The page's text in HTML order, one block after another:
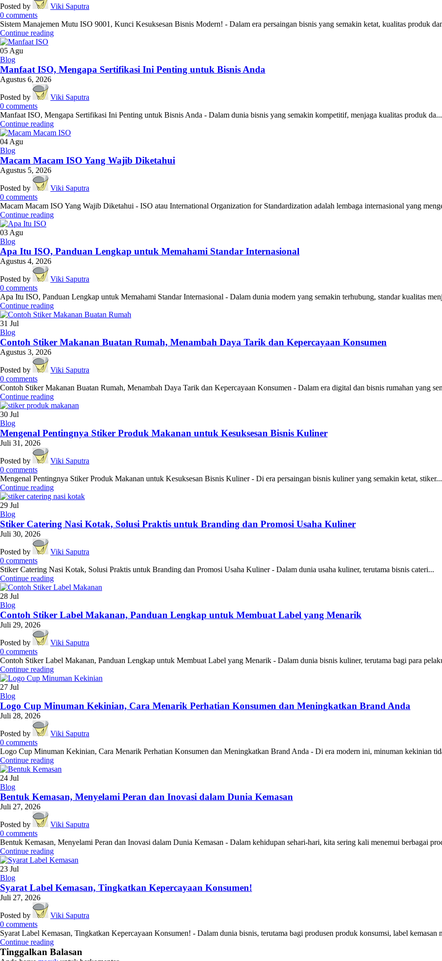
Posted by
Viki Saputra
0 comments
Sistem Manajemen Mutu ISO 9001, Kunci Kesuksesan Bisnis Modern! - Dalam era persaingan bisnis yang semakin ketat, kualitas produk
Continue reading
05 Agu
Blog
Manfaat ISO, Mengapa Sertifikasi Ini Penting untuk Bisnis Anda
Agustus 6, 2026
Posted by
Viki Saputra
0 comments
Manfaat ISO, Mengapa Sertifikasi Ini Penting untuk Bisnis Anda - Dalam dunia bisnis yang semakin kompetitif, menjaga kualitas produk da...
Continue reading
04 Agu
Blog
Macam Macam ISO Yang Wajib Diketahui
Agustus 5, 2026
Posted by
Viki Saputra
0 comments
Macam Macam ISO Yang Wajib Diketahui - ISO atau International Organization for Standardization adalah lembaga internasional yang
Continue reading
03 Agu
Blog
Apa Itu ISO, Panduan Lengkap untuk Memahami Standar Internasional
Agustus 4, 2026
Posted by
Viki Saputra
0 comments
Apa Itu ISO, Panduan Lengkap untuk Memahami Standar Internasional - Dalam dunia modern yang semakin terhubung, standar kualitas
Continue reading
31 Jul
Blog
Contoh Stiker Makanan Buatan Rumah, Menambah Daya Tarik dan Kepercayaan Konsumen
Agustus 3, 2026
Posted by
Viki Saputra
0 comments
Contoh Stiker Makanan Buatan Rumah, Menambah Daya Tarik dan Kepercayaan Konsumen - Dalam era digital dan bisnis rumahan yang
Continue reading
30 Jul
Blog
Mengenal Pentingnya Stiker Produk Makanan untuk Kesuksesan Bisnis Kuliner
Juli 31, 2026
Posted by
Viki Saputra
0 comments
Mengenal Pentingnya Stiker Produk Makanan untuk Kesuksesan Bisnis Kuliner - Di era persaingan bisnis kuliner yang semakin ketat, stiker...
Continue reading
29 Jul
Blog
Stiker Catering Nasi Kotak, Solusi Praktis untuk Branding dan Promosi Usaha Kuliner
Juli 30, 2026
Posted by
Viki Saputra
0 comments
Stiker Catering Nasi Kotak, Solusi Praktis untuk Branding dan Promosi Usaha Kuliner - Dalam dunia usaha kuliner, terutama bisnis cateri...
Continue reading
28 Jul
Blog
Contoh Stiker Label Makanan, Panduan Lengkap untuk Membuat Label yang Menarik
Juli 29, 2026
Posted by
Viki Saputra
0 comments
Contoh Stiker Label Makanan, Panduan Lengkap untuk Membuat Label yang Menarik - Dalam dunia bisnis kuliner, terutama bagi para
Continue reading
27 Jul
Blog
Logo Cup Minuman Kekinian, Cara Menarik Perhatian Konsumen dan Meningkatkan Brand Anda
Juli 28, 2026
Posted by
Viki Saputra
0 comments
Logo Cup Minuman Kekinian, Cara Menarik Perhatian Konsumen dan Meningkatkan Brand Anda - Di era modern ini, minuman kekinian
Continue reading
24 Jul
Blog
Bentuk Kemasan, Menyelami Peran dan Inovasi dalam Dunia Kemasan
Juli 27, 2026
Posted by
Viki Saputra
0 comments
Bentuk Kemasan, Menyelami Peran dan Inovasi dalam Dunia Kemasan - Dalam kehidupan sehari-hari, kita sering kali menemui berbagai
Continue reading
23 Jul
Blog
Syarat Label Kemasan, Tingkatkan Kepercayaan Konsumen!
Juli 27, 2026
Posted by
Viki Saputra
0 comments
Syarat Label Kemasan, Tingkatkan Kepercayaan Konsumen! - Dalam dunia bisnis, terutama bagi produsen produk konsumsi, label kemasan
Continue reading
Tinggalkan Balasan